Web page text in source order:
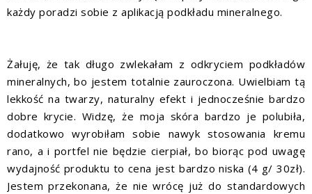
każdy poradzi sobie z aplikacją podkładu mineralnego.
Żałuję, że tak długo zwlekałam z odkryciem podkładów
mineralnych, bo jestem totalnie zauroczona. Uwielbiam tą
lekkość na twarzy, naturalny efekt i jednocześnie bardzo
dobre krycie. Widzę, że moja skóra bardzo je polubiła,
dodatkowo wyrobiłam sobie nawyk stosowania kremu
rano, a i portfel nie będzie cierpiał, bo biorąc pod uwagę
wydajność produktu to cena jest bardzo niska (4 g/ 30zł).
Jestem przekonana, że nie wrócę już do standardowych